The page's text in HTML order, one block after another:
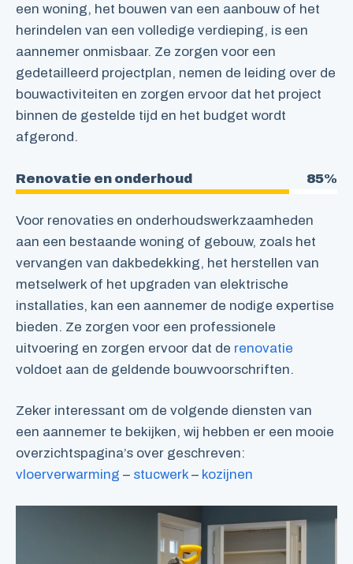
een woning, het bouwen van een aanbouw of het
herindelen van een volledige verdieping, is een
aannemer onmisbaar. Ze zorgen voor een
gedetailleerd projectplan, nemen de leiding over de
bouwactiviteiten en zorgen ervoor dat het project
binnen de gestelde tijd en het budget wordt
afgerond.
Renovatie en onderhoud 85%
Voor renovaties en onderhoudswerkzaamheden
aan een bestaande woning of gebouw, zoals het
vervangen van dakbedekking, het herstellen van
metselwerk of het upgraden van elektrische
installaties, kan een aannemer de nodige expertise
bieden. Ze zorgen voor een professionele
uitvoering en zorgen ervoor dat de renovatie
voldoet aan de geldende bouwvoorschriften.
Zeker interessant om de volgende diensten van
een aannemer te bekijken, wij hebben er een mooie
overzichtspagina’s over geschreven:
vloerverwarming – stucwerk – kozijnen